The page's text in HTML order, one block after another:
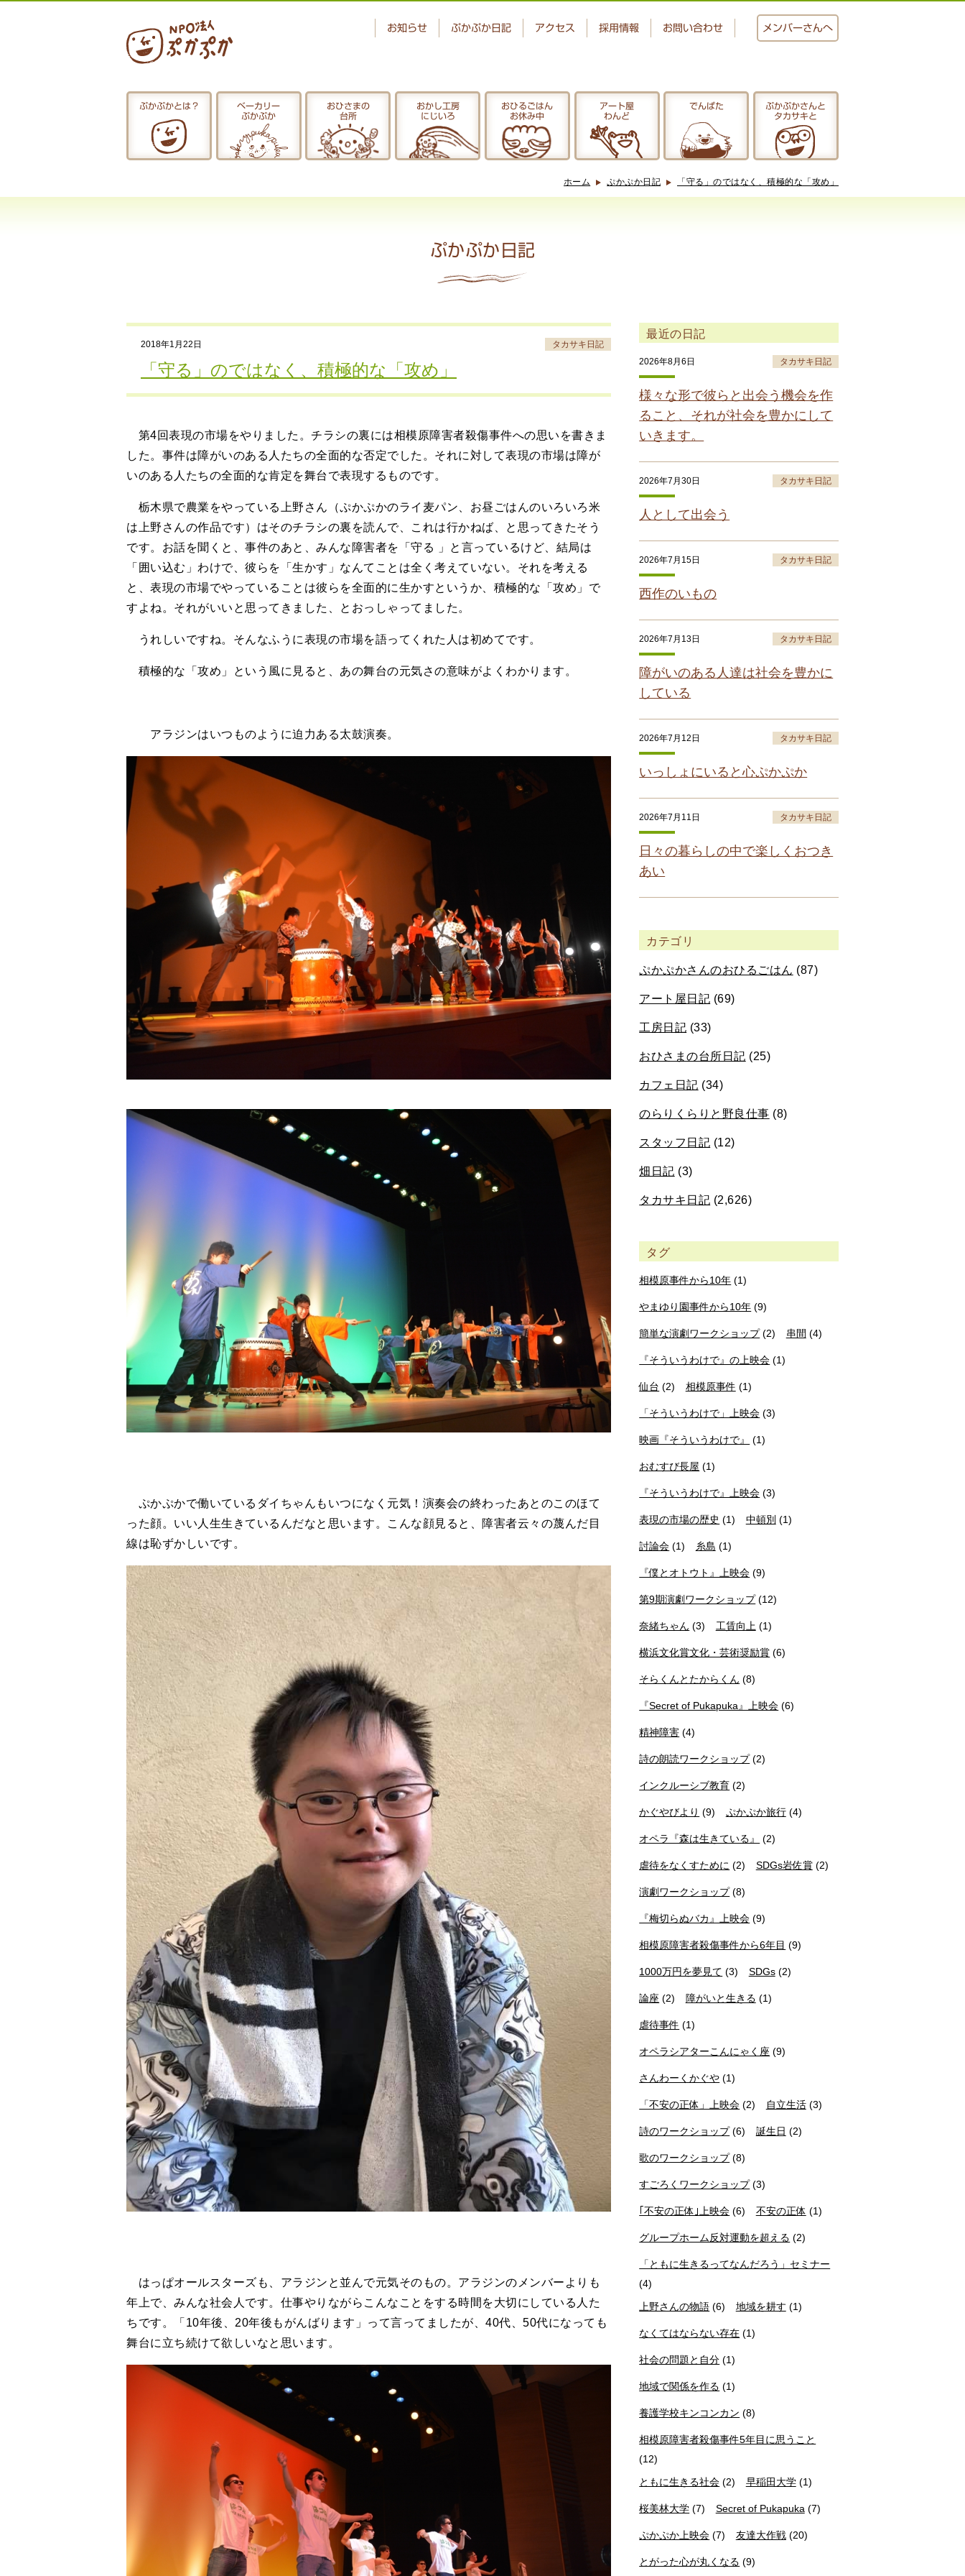
お知らせ ぷかぷか日記 アクセス 採用情報 お問い合わせ メンバーさんへ
ぷかぷかとは？
ぷかぷか
おかし工房
ぷかぷか日記
ぷかぷかとは？
ベーカリー
ぷかぷか
おひさまの
台所
おかし工房
にじいろ
おひるごはん
お休み中
アート屋
わんど
でんぱた
ぷかぷかさんと
タカサキと
ホーム ぷかぷか日記 「守る」のではなく、積極的な「攻め」
ぷかぷか日記
2018年1月22日 タカサキ日記
「守る」のではなく、積極的な「攻め」
第4回表現の市場をやりました。チラシの裏には相模原障害者殺傷事件への思いを書きま
した。事件は障がいのある人たちの全面的な否定でした。それに対して表現の市場は障が
いのある人たちの全面的な肯定を舞台で表現するものです。
栃木県で農業をやっている上野さん（ぷかぷかのライ麦パン、お昼ごはんのいろいろ米
は上野さんの作品です）はそのチラシの裏を読んで、これは行かねば、と思ってきたそう
です。お話を聞くと、事件のあと、みんな障害者を「守る 」と言っているけど、結局は
「囲い込む」わけで、彼らを「生かす」なんてことは全く考えていない。それを考える
と、表現の市場でやっていることは彼らを全面的に生かすというか、積極的な「攻め」で
すよね。それがいいと思ってきました、とおっしゃってました。
うれしいですね。そんなふうに表現の市場を語ってくれた人は初めてです。
積極的な「攻め」という風に見ると、あの舞台の元気さの意味がよくわかります。
アラジンはいつものように迫力ある太鼓演奏。
ぷかぷかで働いているダイちゃんもいつになく元気！演奏会の終わったあとのこのほて
った顔。いい人生生きているんだなと思います。こんな顔見ると、障害者云々の蔑んだ目
線は恥ずかしいです。
はっぱオールスターズも、アラジンと並んで元気そのもの。アラジンのメンバーよりも
年上で、みんな社会人です。仕事やりながらこんなことをする時間を大切にしている人た
ちです。「10年後、20年後もがんばります」って言ってましたが、40代、50代になっても
舞台に立ち続けて欲しいなと思います。
最近の日記
2026年8月6日 タカサキ日記
様々な形で彼らと出会う機会を作
ること、それが社会を豊かにして
いきます。
2026年7月30日 タカサキ日記
人として出会う
2026年7月15日 タカサキ日記
西作のいもの
2026年7月13日 タカサキ日記
障がいのある人達は社会を豊かに
している
2026年7月12日 タカサキ日記
いっしょにいると心ぷかぷか
2026年7月11日 タカサキ日記
日々の暮らしの中で楽しくおつき
あい
カテゴリ
ぷかぷかさんのおひるごはん (87)
アート屋日記 (69)
工房日記 (33)
おひさまの台所日記 (25)
カフェ日記 (34)
のらりくらりと野良仕事 (8)
スタッフ日記 (12)
畑日記 (3)
タカサキ日記 (2,626)
タグ
相模原事件から10年 (1)
やまゆり園事件から10年 (9)
簡単な演劇ワークショップ(2) 串間 (4)
『そういうわけで』の上映会 (1)
仙台 (2) 相模原事件 (1)
「そういうわけで」上映会 (3)
映画『そういうわけで』 (1)
おむすび長屋 (1)
『そういうわけで』上映会 (3)
表現の市場の歴史 (1) 中頓別 (1)
討論会 (1) 糸島 (1)
『僕とオトウト』上映会 (9)
第9期演劇ワークショップ(12)
奈緒ちゃん (3) 工賃向上(1)
横浜文化賞文化・芸術奨励賞 (6)
そらくんとたからくん (8)
『Secret of Pukapuka』上映会 (6)
精神障害 (4)
詩の朗読ワークショップ(2)
インクルーシブ教育 (2)
かぐやびより (9) ぷかぷか旅行(4)
オペラ『森は生きている』 (2)
虐待をなくすために (2) SDGs岩佐賞(2)
演劇ワークショップ(8)
『梅切らぬバカ』上映会 (9)
相模原障害者殺傷事件から6年目 (9)
1000万円を夢見て (3) SDGs(2)
論座 (2) 障がいと生きる (1)
虐待事件 (1)
オペラシアターこんにゃく座 (9)
さんわーくかぐや (1)
「不安の正体」上映会 (2) 自立生活(3)
詩のワークショップ(6) 誕生日 (2)
歌のワークショップ(8)
すごろくワークショップ(3)
｢不安の正体｣上映会 (6) 不安の正体 (1)
グループホーム反対運動を超える (2)
「ともに生きるってなんだろう」セミナー
(4)
上野さんの物語 (6) 地域を耕す (1)
なくてはならない存在 (1)
社会の問題と自分 (1)
地域で関係を作る (1)
養護学校キンコンカン (8)
相模原障害者殺傷事件5年目に思うこと
(12)
ともに生きる社会 (2) 早稲田大学(1)
桜美林大学 (7) Secret of Pukapuka(7)
ぷかぷか上映会 (7) 友達大作戦(20)
とがった心が丸くなる (9)